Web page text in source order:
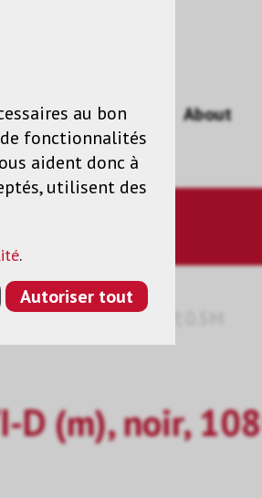
Actualités About
D (M), NOIR, 1080P, 0.5M
D (m), noir,
au bon
fonctionnalités
aident donc à
utilisent des
.
Autoriser tout